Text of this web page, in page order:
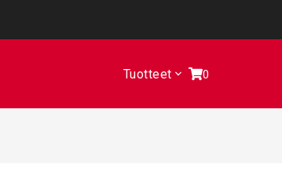
Tuotteet 0